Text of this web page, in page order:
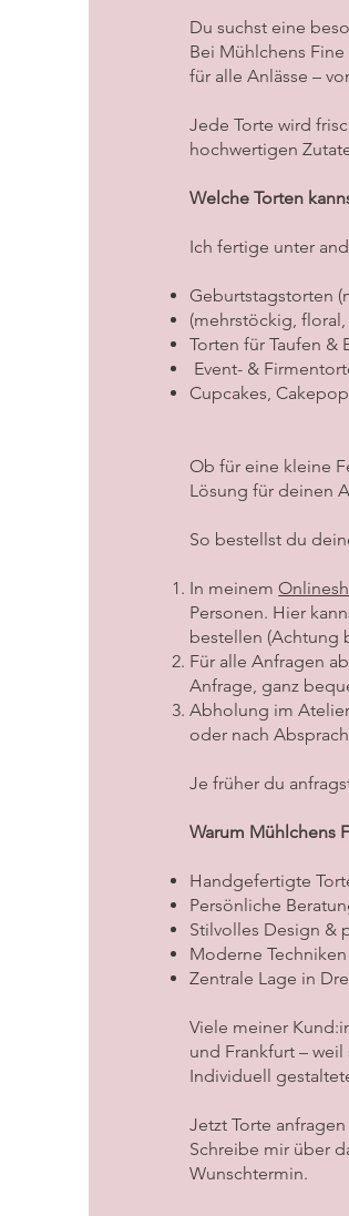
Du suchst eine
Bei Mühlchens
für alle Anlässe –
Jede Torte wird
hochwertigen
Welche Torten
Ich fertige unter
Geburtstagstorten
(mehrstöckig,
Torten für Taufen &
Event- &
Cupcakes,
Ob für eine kleine
Lösung für deinen
So bestellst du
In meinem
Personen. Hier
bestellen (Achtung
Für alle Anfragen
Anfrage, ganz
Abholung im
oder nach
Je früher du
Warum Mühlchens
Handgefertigte
Persönliche
Stilvolles Design &
Moderne Techniken
Zentrale Lage in
Viele meiner
und Frankfurt –
Individuell
Jetzt Torte anfragen
Schreibe mir über
Wunschtermin.